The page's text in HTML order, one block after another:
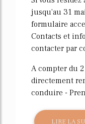
jusqu'au 31
formulaire
Contacts et
contacter par
A compter du
directement
conduire -
LIRE LA